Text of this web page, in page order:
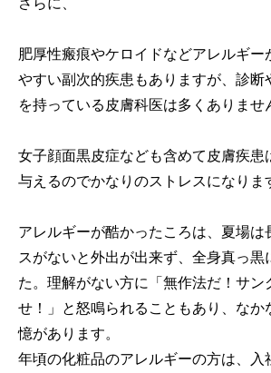
肥厚性瘢痕やケロイドなどアレルギー
やすい副次的疾患もありますが、診断
を持っている皮膚科医は多くありませ
女子顔面黒皮症なども含めて皮膚疾患
与えるのでかなりのストレスになりま
アレルギーが酷かったころは、夏場は
スがないと外出が出来ず、全身真っ黒
た。理解がない方に「無作法だ！サン
せ！」と怒鳴られることもあり、なか
憶があります。
年頃の化粧品のアレルギーの方は、入